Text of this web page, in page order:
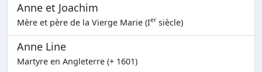
Anne et Joachim
Mère et père de la Vierge Marie (Iersiècle)
Anne Line
Martyre en Angleterre (+ 1601)